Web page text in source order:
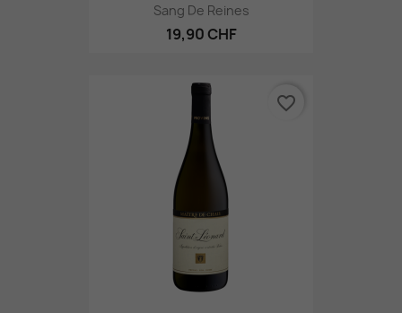
Sang De Reines
19,90 CHF
favorite_border